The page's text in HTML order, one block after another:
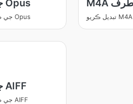
M4A جي طرف Opus
تبديل ڪريو M4A جي طرف Opus
M4A جي طرف AIFF
تبديل ڪريو M4A جي طرف AIFF